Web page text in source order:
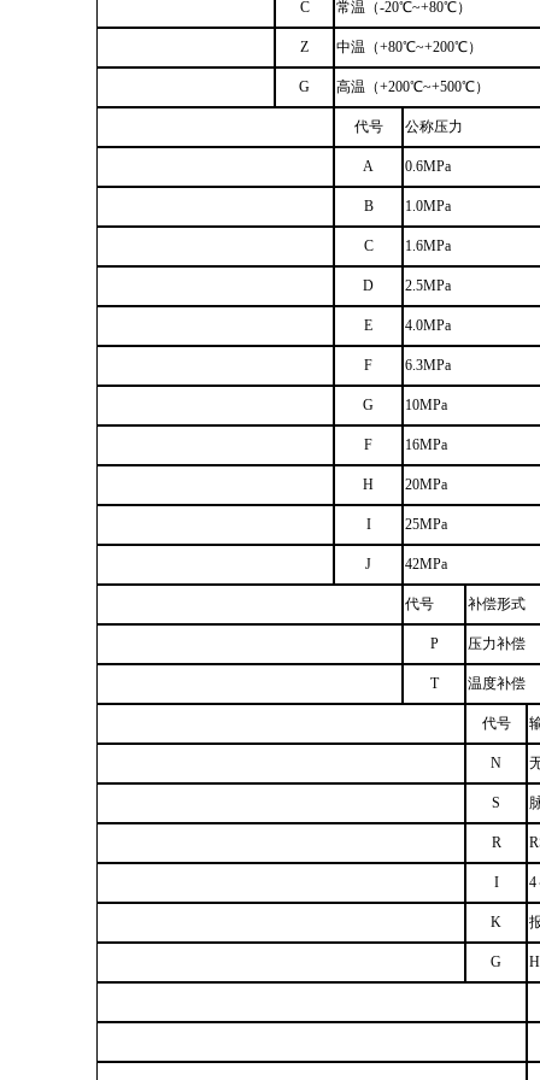
C 常温（-20℃~+80℃）
Z 中温（+80℃~+200℃）
G 高温（+200℃~+500℃）
代号 公称压力
A 0.6MPa
B 1.0MPa
C 1.6MPa
D 2.5MPa
E 4.0MPa
F 6.3MPa
G 10MPa
F 16MPa
H 20MPa
I 25MPa
J 42MPa
代号 补偿形式
P 压力补偿
T 温度补偿
代号
N
S
R
I 4
K
G